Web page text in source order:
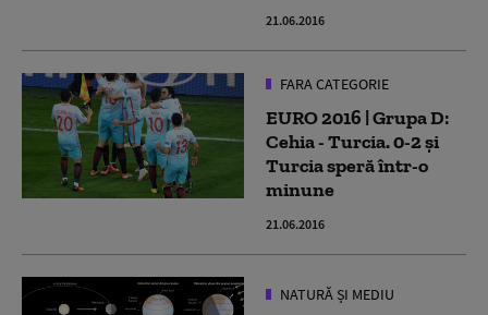
21.06.2016
FARA CATEGORIE
EURO 2016 | Grupa D:
Cehia - Turcia. 0-2 şi
Turcia speră într-o
minune
21.06.2016
NATURĂ ȘI MEDIU